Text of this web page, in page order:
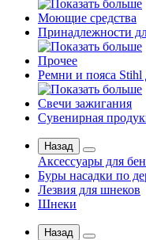
Моющие средства
Принадлежности
Прочее
Ремни и пояса Stihl
Свечи зажигания
Сувенирная
Назад
Аксессуары для
Буры насадки по
Лезвия для шнеков
Шнеки
Назад